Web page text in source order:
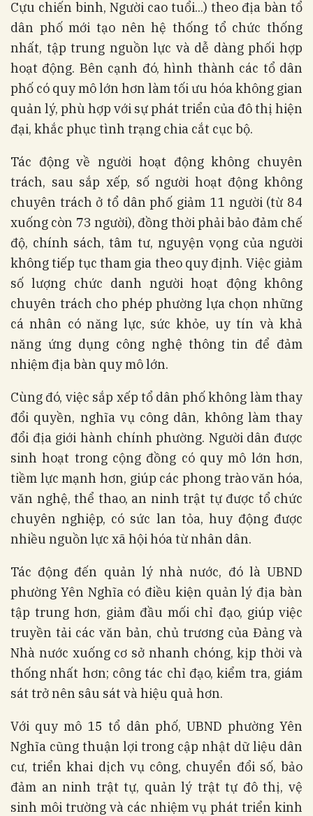
Cựu chiến binh, Người cao tuổi...) theo địa bàn tổ
dân phố mới tạo nên hệ thống tổ chức thống
nhất, tập trung nguồn lực và dễ dàng phối hợp
hoạt động. Bên cạnh đó, hình thành các tổ dân
phố có quy mô lớn hơn làm tối ưu hóa không gian
quản lý, phù hợp với sự phát triển của đô thị hiện
đại, khắc phục tình trạng chia cắt cục bộ.
Tác động về người hoạt động không chuyên
trách, sau sắp xếp, số người hoạt động không
chuyên trách ở tổ dân phố giảm 11 người (từ 84
xuống còn 73 người), đồng thời phải bảo đảm chế
độ, chính sách, tâm tư, nguyện vọng của người
không tiếp tục tham gia theo quy định. Việc giảm
số lượng chức danh người hoạt động không
chuyên trách cho phép phường lựa chọn những
cá nhân có năng lực, sức khỏe, uy tín và khả
năng ứng dụng công nghệ thông tin để đảm
nhiệm địa bàn quy mô lớn.
Cùng đó, việc sắp xếp tổ dân phố không làm thay
đổi quyền, nghĩa vụ công dân, không làm thay
đổi địa giới hành chính phường. Người dân được
sinh hoạt trong cộng đồng có quy mô lớn hơn,
tiềm lực mạnh hơn, giúp các phong trào văn hóa,
văn nghệ, thể thao, an ninh trật tự được tổ chức
chuyên nghiệp, có sức lan tỏa, huy động được
nhiều nguồn lực xã hội hóa từ nhân dân.
Tác động đến quản lý nhà nước, đó là UBND
phường Yên Nghĩa có điều kiện quản lý địa bàn
tập trung hơn, giảm đầu mối chỉ đạo, giúp việc
truyền tải các văn bản, chủ trương của Đảng và
Nhà nước xuống cơ sở nhanh chóng, kịp thời và
thống nhất hơn; công tác chỉ đạo, kiểm tra, giám
sát trở nên sâu sát và hiệu quả hơn.
Với quy mô 15 tổ dân phố, UBND phường Yên
Nghĩa cũng thuận lợi trong cập nhật dữ liệu dân
cư, triển khai dịch vụ công, chuyển đổi số, bảo
đảm an ninh trật tự, quản lý trật tự đô thị, vệ
sinh môi trường và các nhiệm vụ phát triển kinh